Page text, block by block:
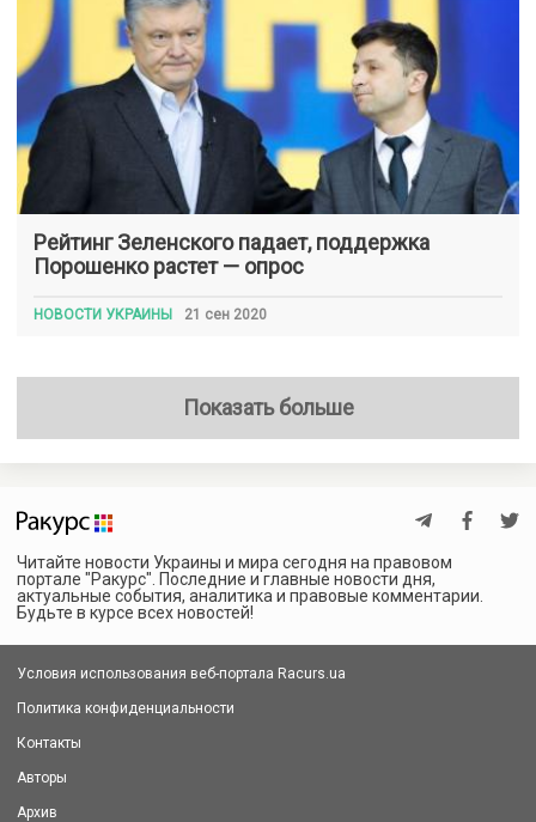
Рейтинг Зеленского падает, поддержка
Порошенко растет — опрос
НОВОСТИ УКРАИНЫ 21 сен 2020
Показать больше
Читайте новости Украины и мира сегодня на правовом
портале "Ракурс". Последние и главные новости дня,
актуальные события, аналитика и правовые комментарии.
Будьте в курсе всех новостей!
Условия использования веб-портала Racurs.ua
Политика конфиденциальности
Контакты
Авторы
Архив